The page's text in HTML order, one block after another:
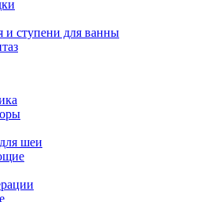
и ступени для ванны
шеи